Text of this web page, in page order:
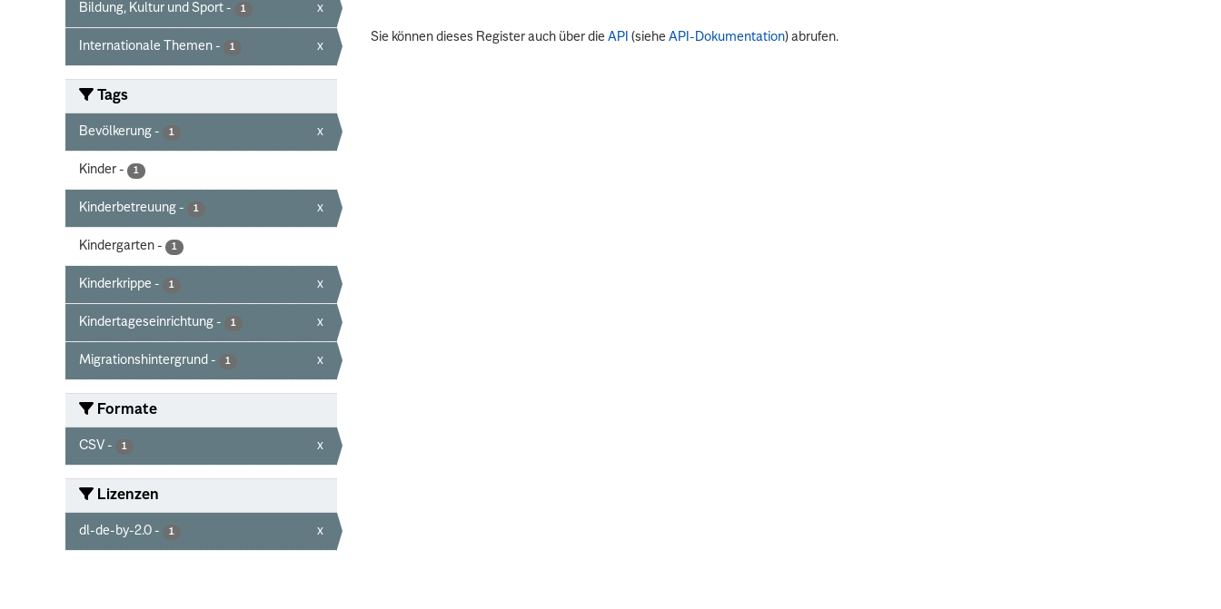
Bildung, Kultur und Sport - 1 x
Internationale Themen - 1 x
Tags
Bevölkerung - 1 x
Kinder - 1
Kinderbetreuung - 1 x
Kindergarten - 1
Kinderkrippe - 1 x
Kindertageseinrichtung - 1 x
Migrationshintergrund - 1 x
Formate
CSV - 1 x
Lizenzen
dl-de-by-2.0 - 1 x
Sie können dieses Register auch über dieAPI (sieheAPI-Dokumentation) abrufen.